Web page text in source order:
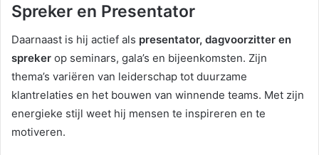
Spreker en Presentator
Daarnaast is hij actief als presentator, dagvoorzitter en
spreker op seminars, gala’s en bijeenkomsten. Zijn
thema’s variëren van leiderschap tot duurzame
klantrelaties en het bouwen van winnende teams. Met zijn
energieke stijl weet hij mensen te inspireren en te
motiveren.